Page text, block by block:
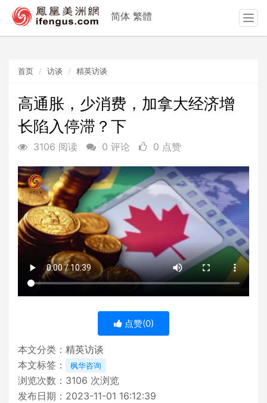
首页 访谈 精英访谈
高通胀，少消费，加拿大经济增
长陷入停滞？下
3106 阅读 0 评论 0 点赞
点赞(0)
本文分类： 精英访谈
本文标签：
枫华咨询
浏览次数： 3106 次浏览
发布日期：2023-11-01 16:12:39
简体 繁體
T
o
a
t
i
o
n